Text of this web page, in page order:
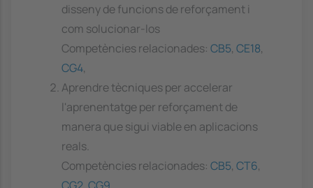
disseny de funcions de reforçament i
com solucionar-los
Competències relacionades: CB5, CE18,
CG4,
Aprendre tècniques per accelerar
l'aprenentatge per reforçament de
manera que sigui viable en aplicacions
reals.
Competències relacionades: CB5, CT6,